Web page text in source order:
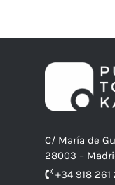
C/ María de
28003 –
+34 918 261